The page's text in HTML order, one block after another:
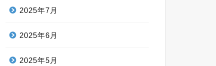
2025年7月
2025年6月
2025年5月